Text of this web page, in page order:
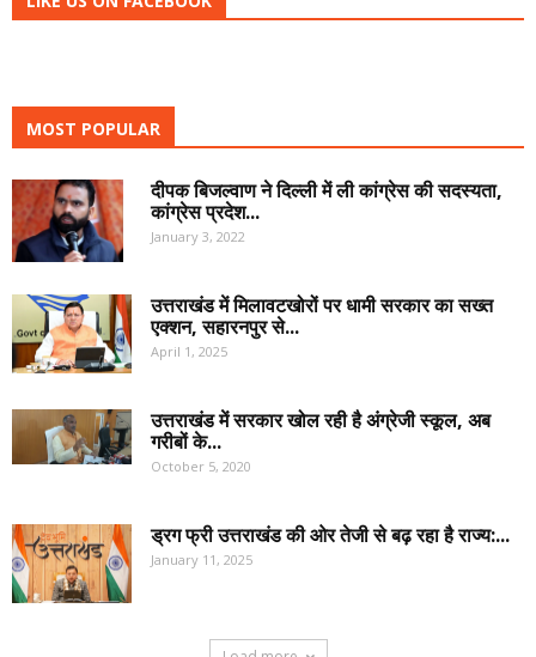
MOST POPULAR
दीपक बिजल्वाण ने दिल्ली में ली कांग्रेस की सदस्यता,
कांग्रेस प्रदेश...
January 3, 2022
उत्तराखंड में मिलावटखोरों पर धामी सरकार का सख्त
एक्शन, सहारनपुर से...
April 1, 2025
उत्तराखंड में सरकार खोल रही है अंग्रेजी स्कूल, अब
गरीबों के...
October 5, 2020
ड्रग फ्री उत्तराखंड की ओर तेजी से बढ़ रहा है राज्य:...
January 11, 2025